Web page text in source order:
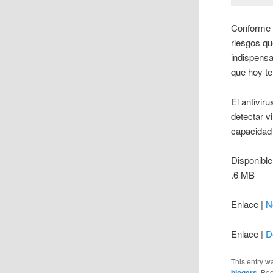
riesgos
que hoy
El
detectar
.6 MB
Enlace |
Enlace |
This entry